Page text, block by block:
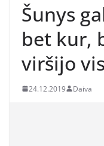
Šunys
bet kur,
viršijo
24.12.2019 Daiva